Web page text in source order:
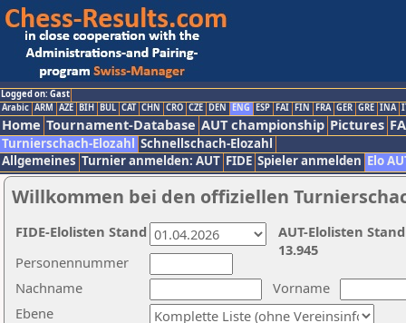
Logged on: Gast
Arabic ARM AZE BIH BUL CAT CHN CRO CZE DEN ENG ESP FAI FIN FRA GER GRE INA
Home Tournament-Database AUT championship Pictures
Turnierschach-Elozahl Schnellschach-Elozahl
Allgemeines Turnier anmelden: AUT FIDE Spieler anmelden Elo
Willkommen bei den offiziellen
Nachname
Vorname
Ebene
Personennummer
AUT-Elolisten
13.945
FIDE-Elolisten Stand